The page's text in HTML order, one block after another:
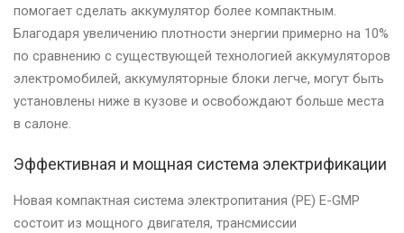
помогает сделать аккумулятор более компактным.
Благодаря увеличению плотности энергии примерно на 10%
по сравнению с существующей технологией аккумуляторов
электромобилей, аккумуляторные блоки легче, могут быть
установлены ниже в кузове и освобождают больше места
в салоне.
Эффективная и мощная система электрификации
Новая компактная система электропитания (PE) E-GMP
состоит из мощного двигателя, трансмиссии